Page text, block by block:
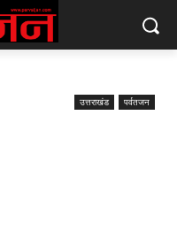
उत्तराखंड पर्वतजन